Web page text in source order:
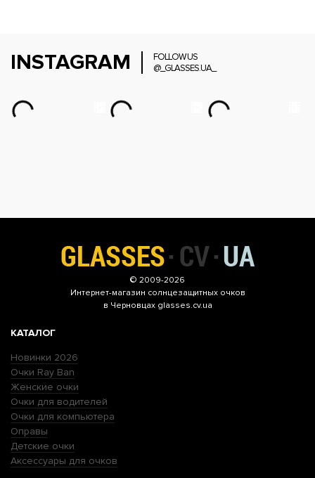
INSTAGRAM
FOLLOW US
@_GLASSES.UA_
© 2009-2026
Интернет-магазин солнцезащитных очков
в Черновцах glasses.cv.ua
КАТАЛОГ
Новинки 2026
Очки Ray Ban
Женские очки
Очки для водителей
Очки для компьютера
Оправы
Детские очки
Аксессуары для очков